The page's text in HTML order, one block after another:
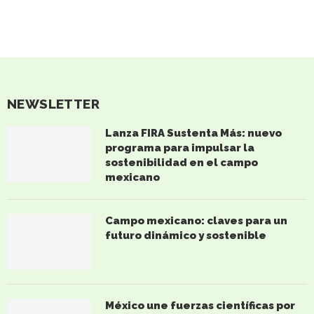
NEWSLETTER
Lanza FIRA Sustenta Más: nuevo
programa para impulsar la
sostenibilidad en el campo
mexicano
Campo mexicano: claves para un
futuro dinámico y sostenible
México une fuerzas científicas por